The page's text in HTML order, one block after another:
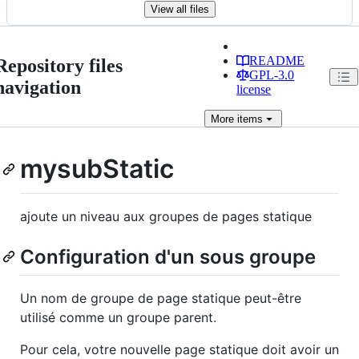
View all files
files
README
GPL-3.0
license
More items
mysubStatic
ajoute un niveau aux groupes de pages statique
Configuration d'un sous groupe
Un nom de groupe de page statique peut-être
utilisé comme un groupe parent.
Pour cela, votre nouvelle page statique doit avoir un